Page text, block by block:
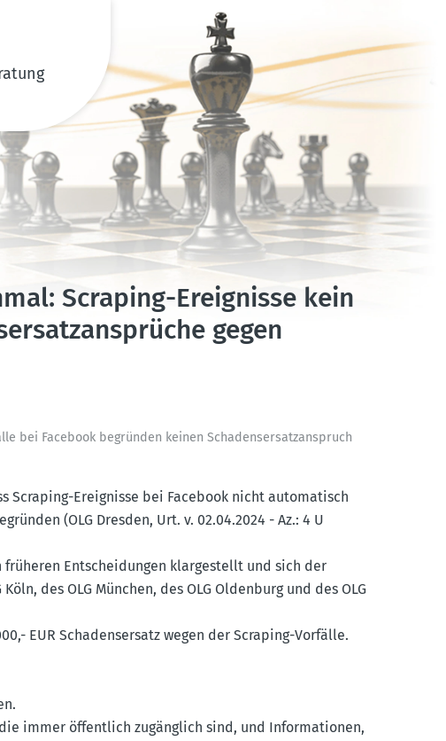
Scraping-Ereig­nisse kein
gegen
bei Facebook begründen keinen Schadens­er­satz­an­spruch
Scraping-Ereig­nisse bei Facebook nicht automa­tisch
(OLG Dresden, Urt. v. 02.04.2024 - Az.: 4 U
früheren Entschei­dungen klarge­stellt und sich der
des OLG München, des OLG Oldenburg und des OLG
EUR Schadens­ersatz wegen der Scraping-Vorfälle.
immer öffentlich zugänglich sind, und Infor­ma­tionen,